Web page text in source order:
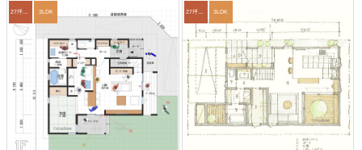
3LDK 27坪〜30坪 3LDK